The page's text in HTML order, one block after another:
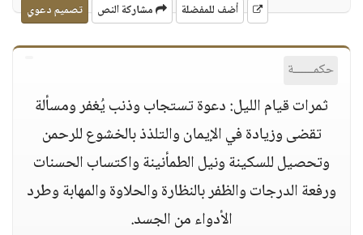
أضف للمفضلة مشاركة النص تصميم دعوي
حكمــــــة
ثمرات قيام الليل: دعوة تستجاب وذنب يُغفر ومسألة
تقضى وزيادة في الإيمان والتلذذ بالخشوع للرحمن
وتحصيل للسكينة ونيل الطمأنينة واكتساب الحسنات
ورفعة الدرجات والظفر بالنظارة والحلاوة والمهابة وطرد
الأدواء من الجسد.